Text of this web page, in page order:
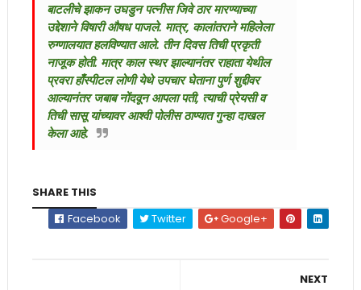
बाटलीचे झाकन उघडुन पत्नीस जिवे ठार मारण्याच्या
उद्देशाने विषारी औषध पाजले. मात्र, कालांतराने महिलेला
रुग्णालयात हलविण्यात आले. तीन दिवस तिची प्रकृती
नाजूक होती. मात्र काल स्थर झाल्यानंतर राहाता येथील
प्रवरा हाँस्पीटल लोणी येथे उपचार घेताना पुर्ण शुद्दीवर
आल्यानंतर जबाब नोंदवून आपला पती, त्याची प्रेयसी व
तिची सासू यांच्यावर आश्वी पोलीस ठाण्यात गुन्हा दाखल
केला आहे.
SHARE THIS
Facebook
Twitter Google+
NEXT